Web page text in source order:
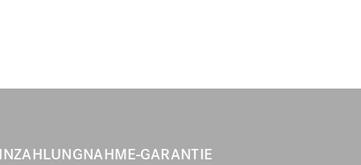
GARANTIE